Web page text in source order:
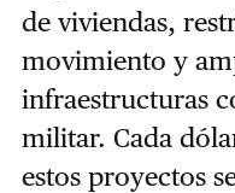
de viviendas,
movimiento y
infraestructuras
militar. Cada
estos proyectos